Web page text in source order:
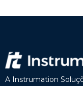
A Instrumation